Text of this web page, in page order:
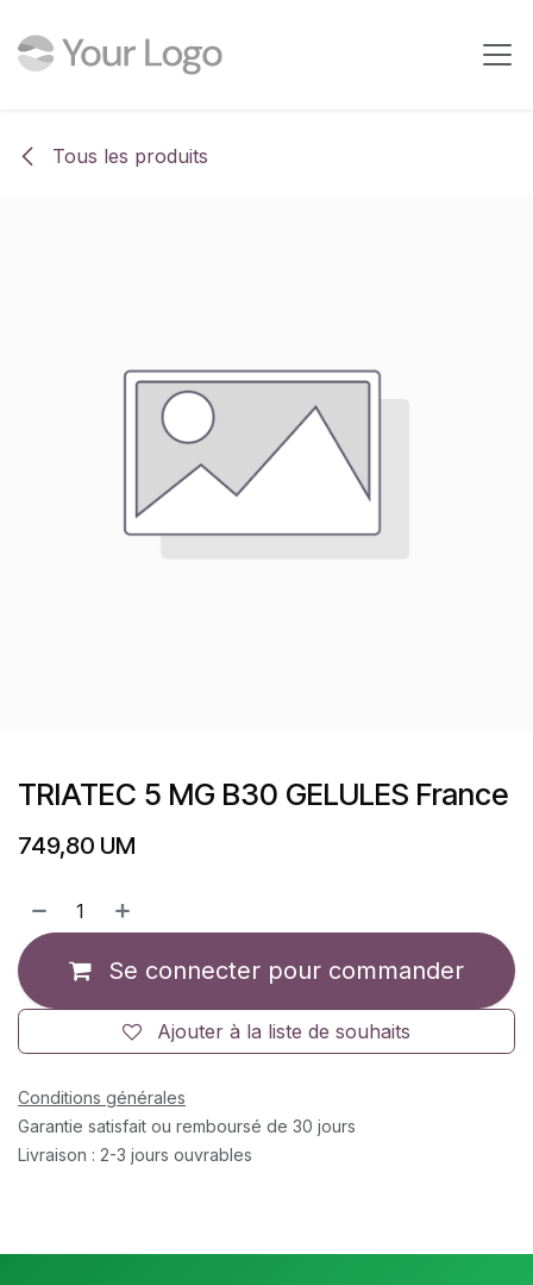
Tous les produits
TRIATEC 5 MG B30 GELULES France
749,80 UM
Se connecter pour commander
Ajouter à la liste de souhaits
Conditions générales
Garantie satisfait ou remboursé de 30 jours
Livraison : 2-3 jours ouvrables